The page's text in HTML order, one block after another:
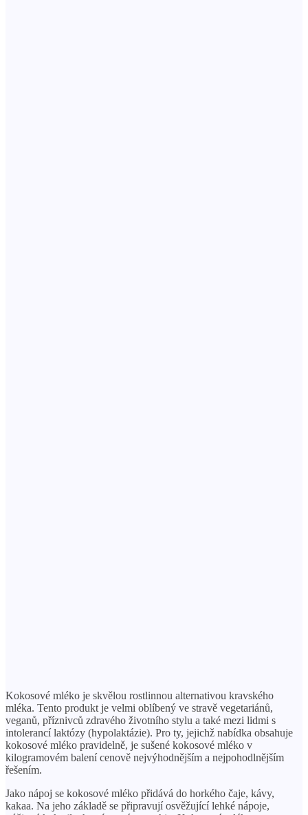
Kokosové mléko je skvělou rostlinnou alternativou kravského
mléka. Tento produkt je velmi oblíbený ve stravě vegetariánů,
veganů, příznivců zdravého životního stylu a také mezi lidmi s
intolerancí laktózy (hypolaktázie). Pro ty, jejichž nabídka obsahuje
kokosové mléko pravidelně, je sušené kokosové mléko v
kilogramovém balení cenově nejvýhodnějším a nejpohodlnějším
řešením.
Jako nápoj se kokosové mléko přidává do horkého čaje, kávy,
kakaa. Na jeho základě se připravují osvěžující lehké nápoje,